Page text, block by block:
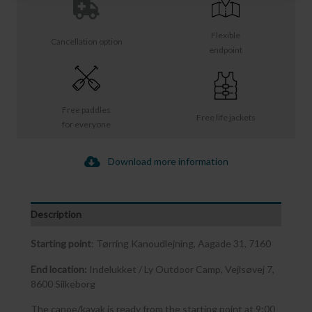
Free life jackets
Free paddles
for everyone
Flexible
endpoint
Cancellation option
Download more information
Description
Starting point: Tørring Kanoudlejning, Aagade 31, 7160
End location: Indelukket / Ly Outdoor Camp, Vejlsøvej 7,
8600 Silkeborg
The canoe/kayak is ready from the starting point at 9:00